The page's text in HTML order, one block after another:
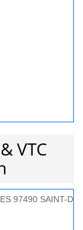
VTC
97490 SAINT-